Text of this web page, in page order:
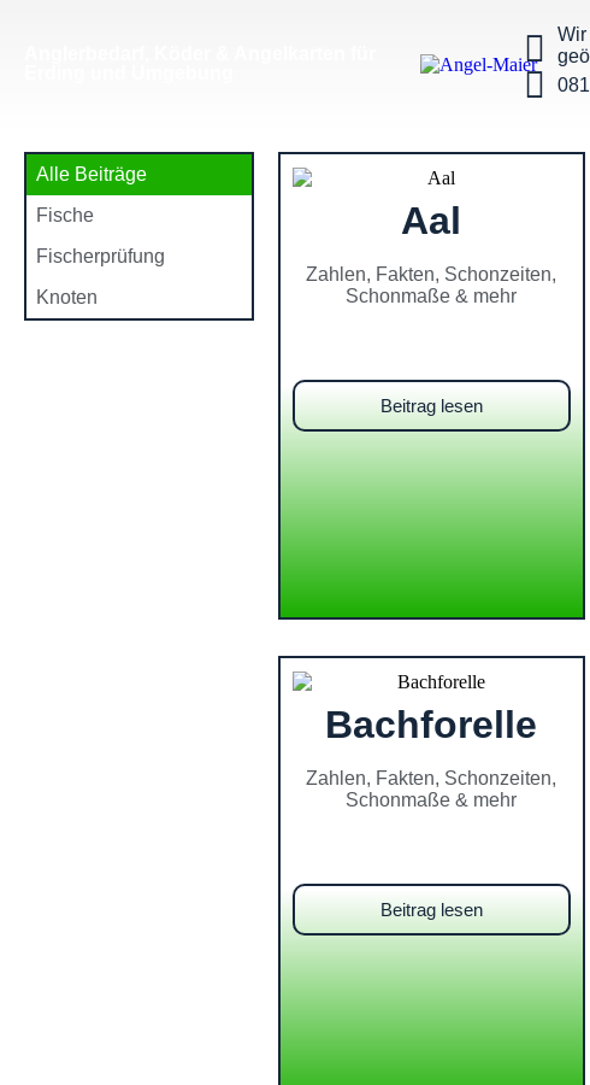
Wir
Fische
Fischerprüfung
Knoten
Alle Beiträge
Aal
Zahlen, Fakten, Schonzeiten,
Schonmaße & mehr
Beitrag lesen
Bachforelle
Zahlen, Fakten, Schonzeiten,
Schonmaße & mehr
Beitrag lesen